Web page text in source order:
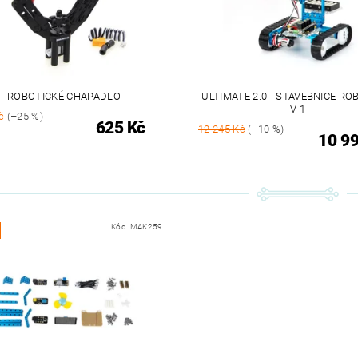
ROBOTICKÉ CHAPADLO
(–25 %)
625 Kč
ULTIMATE 2.0 - STAVEBNICE
V 1
12 245 Kč(–10 %)
10
Kód: MAK259